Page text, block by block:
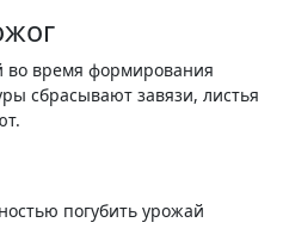
во время формирования
сбрасывают завязи, листья
погубить урожай